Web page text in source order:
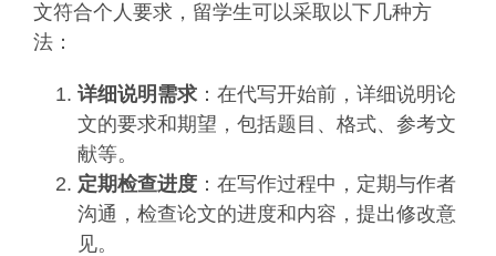
文符合个人要求，留学生可以采取以下几种方
法：
详细说明需求 ：在代写开始前，详细说明论
文的要求和期望，包括题目、格式、参考文
献等。
定期检查进度 ：在写作过程中，定期与作者
沟通，检查论文的进度和内容，提出修改意
见。